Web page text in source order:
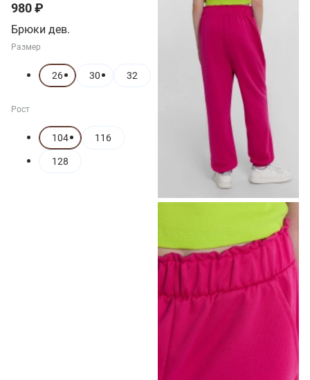
980 ₽
Брюки дев.
Размер
26 30 32
Рост
104 116
128